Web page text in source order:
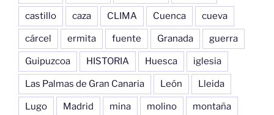
castillo caza CLIMA Cuenca cueva
cárcel ermita fuente Granada guerra
Guipuzcoa HISTORIA Huesca iglesia
Las Palmas de Gran Canaria León Lleida
Lugo Madrid mina molino montaña